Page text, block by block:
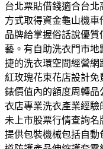
台北票貼借錢適合台北
方式取得資金龜山機
品牌給掌握俗話說優
藝。有自助洗衣門市
捷的洗衣環空間經營
紅玫瑰花束花店設計
錶價值內的額度周轉
衣店專業洗衣產業經
未上市股票行情查詢
提供包裝機械包括自